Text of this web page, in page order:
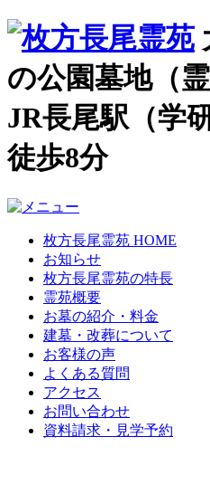
の公園墓地（霊
JR長尾駅（学
徒歩8分
枚方長尾霊苑 HOME
お知らせ
枚方長尾霊苑の特長
霊苑概要
お墓の紹介・料金
建墓・改葬について
お客様の声
よくある質問
アクセス
お問い合わせ
資料請求・見学予約